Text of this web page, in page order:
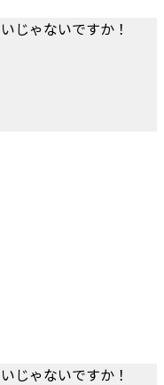
じゃないですか！
じゃないですか！